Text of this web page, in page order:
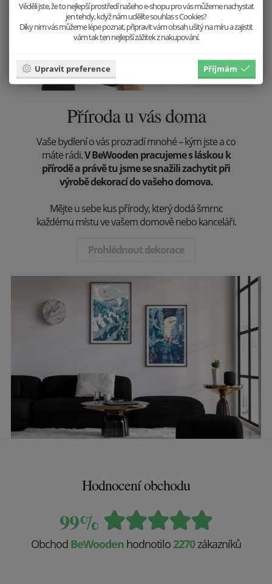
Příroda u vás doma
Vaše bydlení o vás prozradí mnohé – kým jste a co
máte rádi.V BeWooden pracujeme s láskou k
přírodě a právě tu jsme se snažili zachytit při
výrobě dekorací do vašeho domova.
Mějte u sebe kus přírody, který dodá šmrnc
každému místu ve vašem domově nebo kanceláři.
Prohlédnout dekorace
Hodnocení obchodu
99%
Obchod BeWooden hodnotilo 2270zákazníků
Věděli jste, že to nejlepší prostředí našeho e-shopu pro vás můžeme nachystat
jen tehdy, když nám udělíte souhlas s Cookies?
Díky nim vás můžeme lépe poznat, připravit vám obsah ušitý na míru a zajistit
vám tak ten nejlepší zážitek z nakupování.
Upravit preference Příjmám